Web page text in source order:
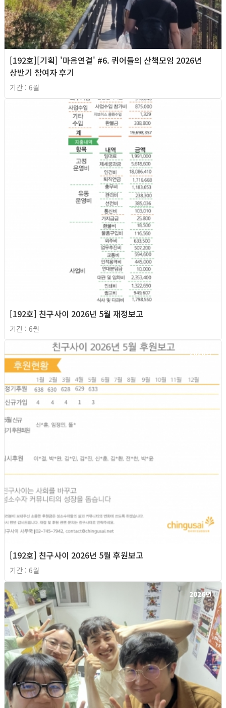
[192호][기획] '마음연결' #6. 퀴어들의 산책모임 2026년
상반기 참여자 후기
기간 : 6월
[192호] 친구사이 2026년 5월 재정보고
기간 : 6월
2026년
[192호] 친구사이 2026년 5월 후원보고
기간 : 6월
2026년